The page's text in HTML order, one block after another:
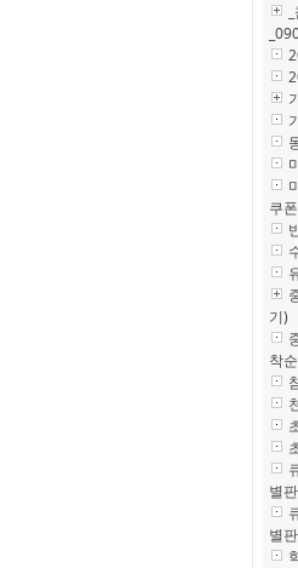
쿠폰
기)
착
별
별